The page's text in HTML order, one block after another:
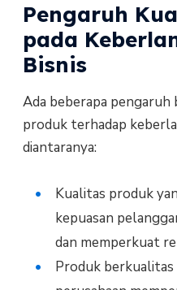
Pengaruh
pada
Bisnis
Ada beberapa
produk terhadap
diantaranya:
Kualitas produk
kepuasan
dan memperkuat
Produk